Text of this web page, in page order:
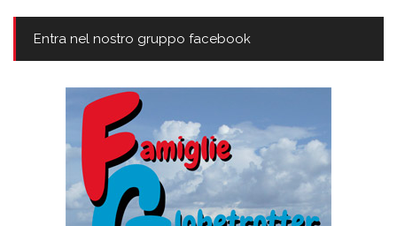
Entra nel nostro gruppo facebook